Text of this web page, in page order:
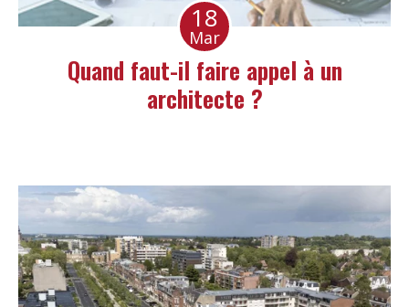
18
Mar
Quand faut-il faire appel à un
architecte ?